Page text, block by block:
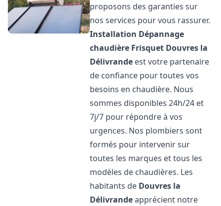
proposons des garanties sur
nos services pour vous rassurer.
Installation Dépannage
chaudière Frisquet Douvres la
Délivrande est votre partenaire
de confiance pour toutes vos
besoins en chaudière. Nous
sommes disponibles 24h/24 et
7j/7 pour répondre à vos
urgences. Nos plombiers sont
formés pour intervenir sur
toutes les marques et tous les
modèles de chaudières. Les
habitants de Douvres la
Délivrandeapprécient notre